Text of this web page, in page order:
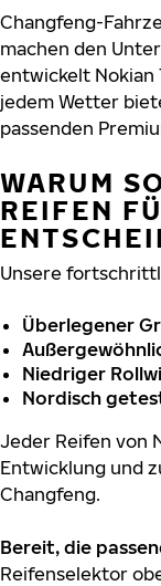
Changfeng-
machen den
entwickelt Nokian
jedem Wetter
passenden
WARUM
REIFEN
Unsere
Überlegener
Niedriger
Nordisch
Jeder Reifen von
Entwicklung und
Changfeng.
Bereit, die
Reifenselektor